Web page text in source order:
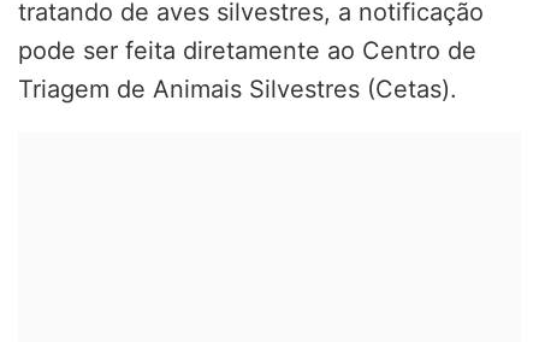
tratando de aves silvestres, a notificação
pode ser feita diretamente ao Centro de
Triagem de Animais Silvestres (Cetas).